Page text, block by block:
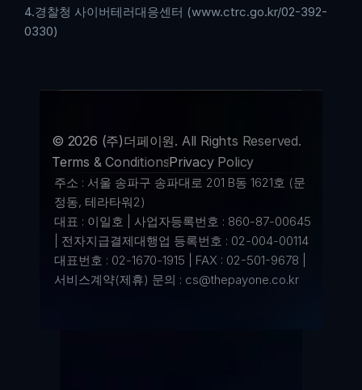
4.경찰청 사이버테러대응센터 (www.ctrc.go.kr/02-392-
0330)
© 2026 (주)더페이원. All Rights Reserved.
Terms & ConditionsPrivacy Policy
주소 : 서울 송파구 송파대로 201 B동 1621호 (문
정동, 테라타워2)
대표 : 이일호 | 사업자등록번호 : 860-87-00645
| 전자지급결제대행업 등록번호 : 02-004-00114
대표번호 : 02-1670-1915 | FAX : 02-501-9678 |
서비스계약(제휴) 문의 : cs@thepayone.co.kr